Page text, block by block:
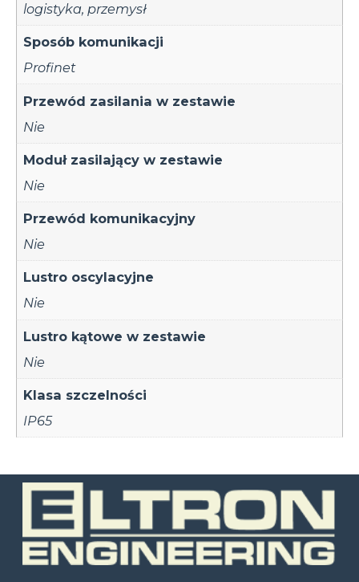
logistyka,przemysł
Sposób komunikacji
Profinet
Przewód zasilania w zestawie
Nie
Moduł zasilający w zestawie
Nie
Przewód komunikacyjny
Nie
Lustro oscylacyjne
Nie
Lustro kątowe w zestawie
Nie
Klasa szczelności
IP65